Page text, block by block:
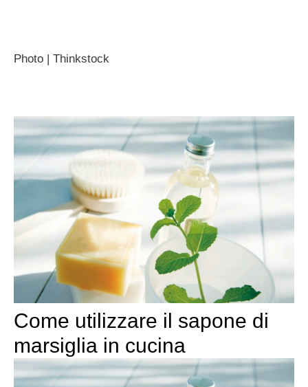
Photo | Thinkstock
Come utilizzare il sapone di
marsiglia in cucina